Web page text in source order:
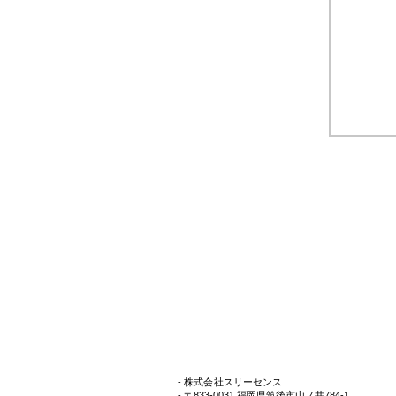
- 株式会社スリーセンス